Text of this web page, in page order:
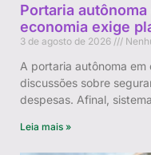
Portaria
economia exige
3 de agosto de 2026
A portaria autônoma
discussões sobre
despesas. Afinal,
Leia mais »